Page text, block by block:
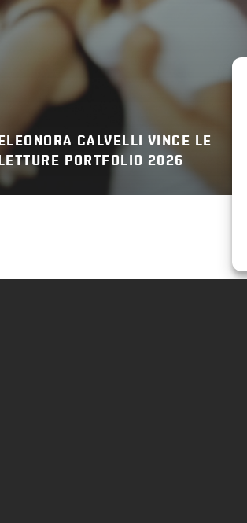
ELEONORA CALVELLI VINCE LE
LETTURE PORTFOLIO 2026